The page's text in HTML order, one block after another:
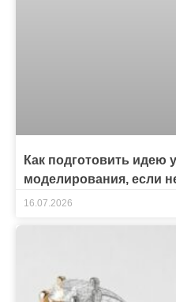
Как подготовить идею
моделирования, если
16.07.2026